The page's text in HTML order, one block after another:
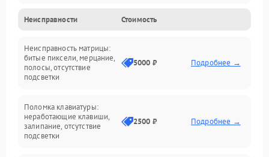
Устройства
Программные ошибки
Электрические и системные сбои
Интерфейсные проблемы
Батарея
Неисправности Стоимость
Неисправность матрицы:
битые пиксели, мерцание,
полосы, отсутствие
подсветки
5000 ₽ Подробнее →
Поломка клавиатуры:
неработающие клавиши,
залипание, отсутствие
подсветки
2500 ₽ Подробнее →